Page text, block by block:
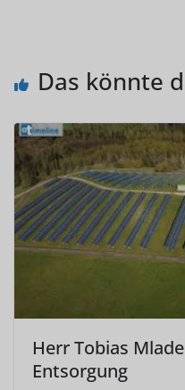
Das könnte
Herr Tobias
Entsorgung